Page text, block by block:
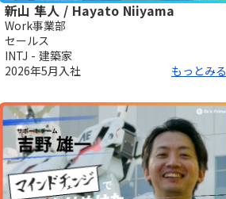
新山 隼人 / Hayato Niiyama
Work事業部
セールス
INTJ - 建築家
2026年5月入社 もっとみる